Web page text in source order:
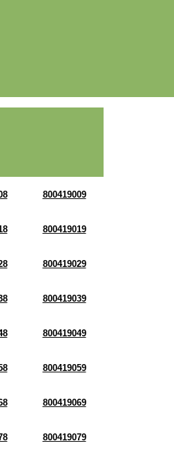
800419009
800419019
800419029
800419039
800419049
800419059
800419069
800419079